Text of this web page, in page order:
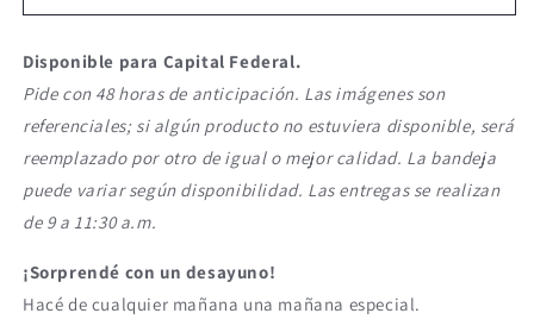
Disponible para Capital Federal.
Pide con 48 horas de anticipación. Las imágenes son
referenciales; si algún producto no estuviera disponible, será
reemplazado por otro de igual o mejor calidad. La bandeja
puede variar según disponibilidad. Las entregas se realizan
de 9 a 11:30 a.m.
¡Sorprendé con un desayuno!
Hacé de cualquier mañana una mañana especial.